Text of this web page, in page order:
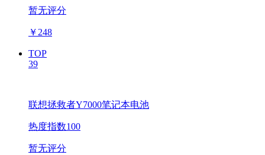
暂无评分
￥ 248
TOP
39
联想拯救者Y7000笔记本电池
热度指数100
暂无评分